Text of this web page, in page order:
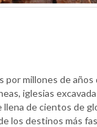
por millones de
iglesias
llena de cientos de
los destinos más